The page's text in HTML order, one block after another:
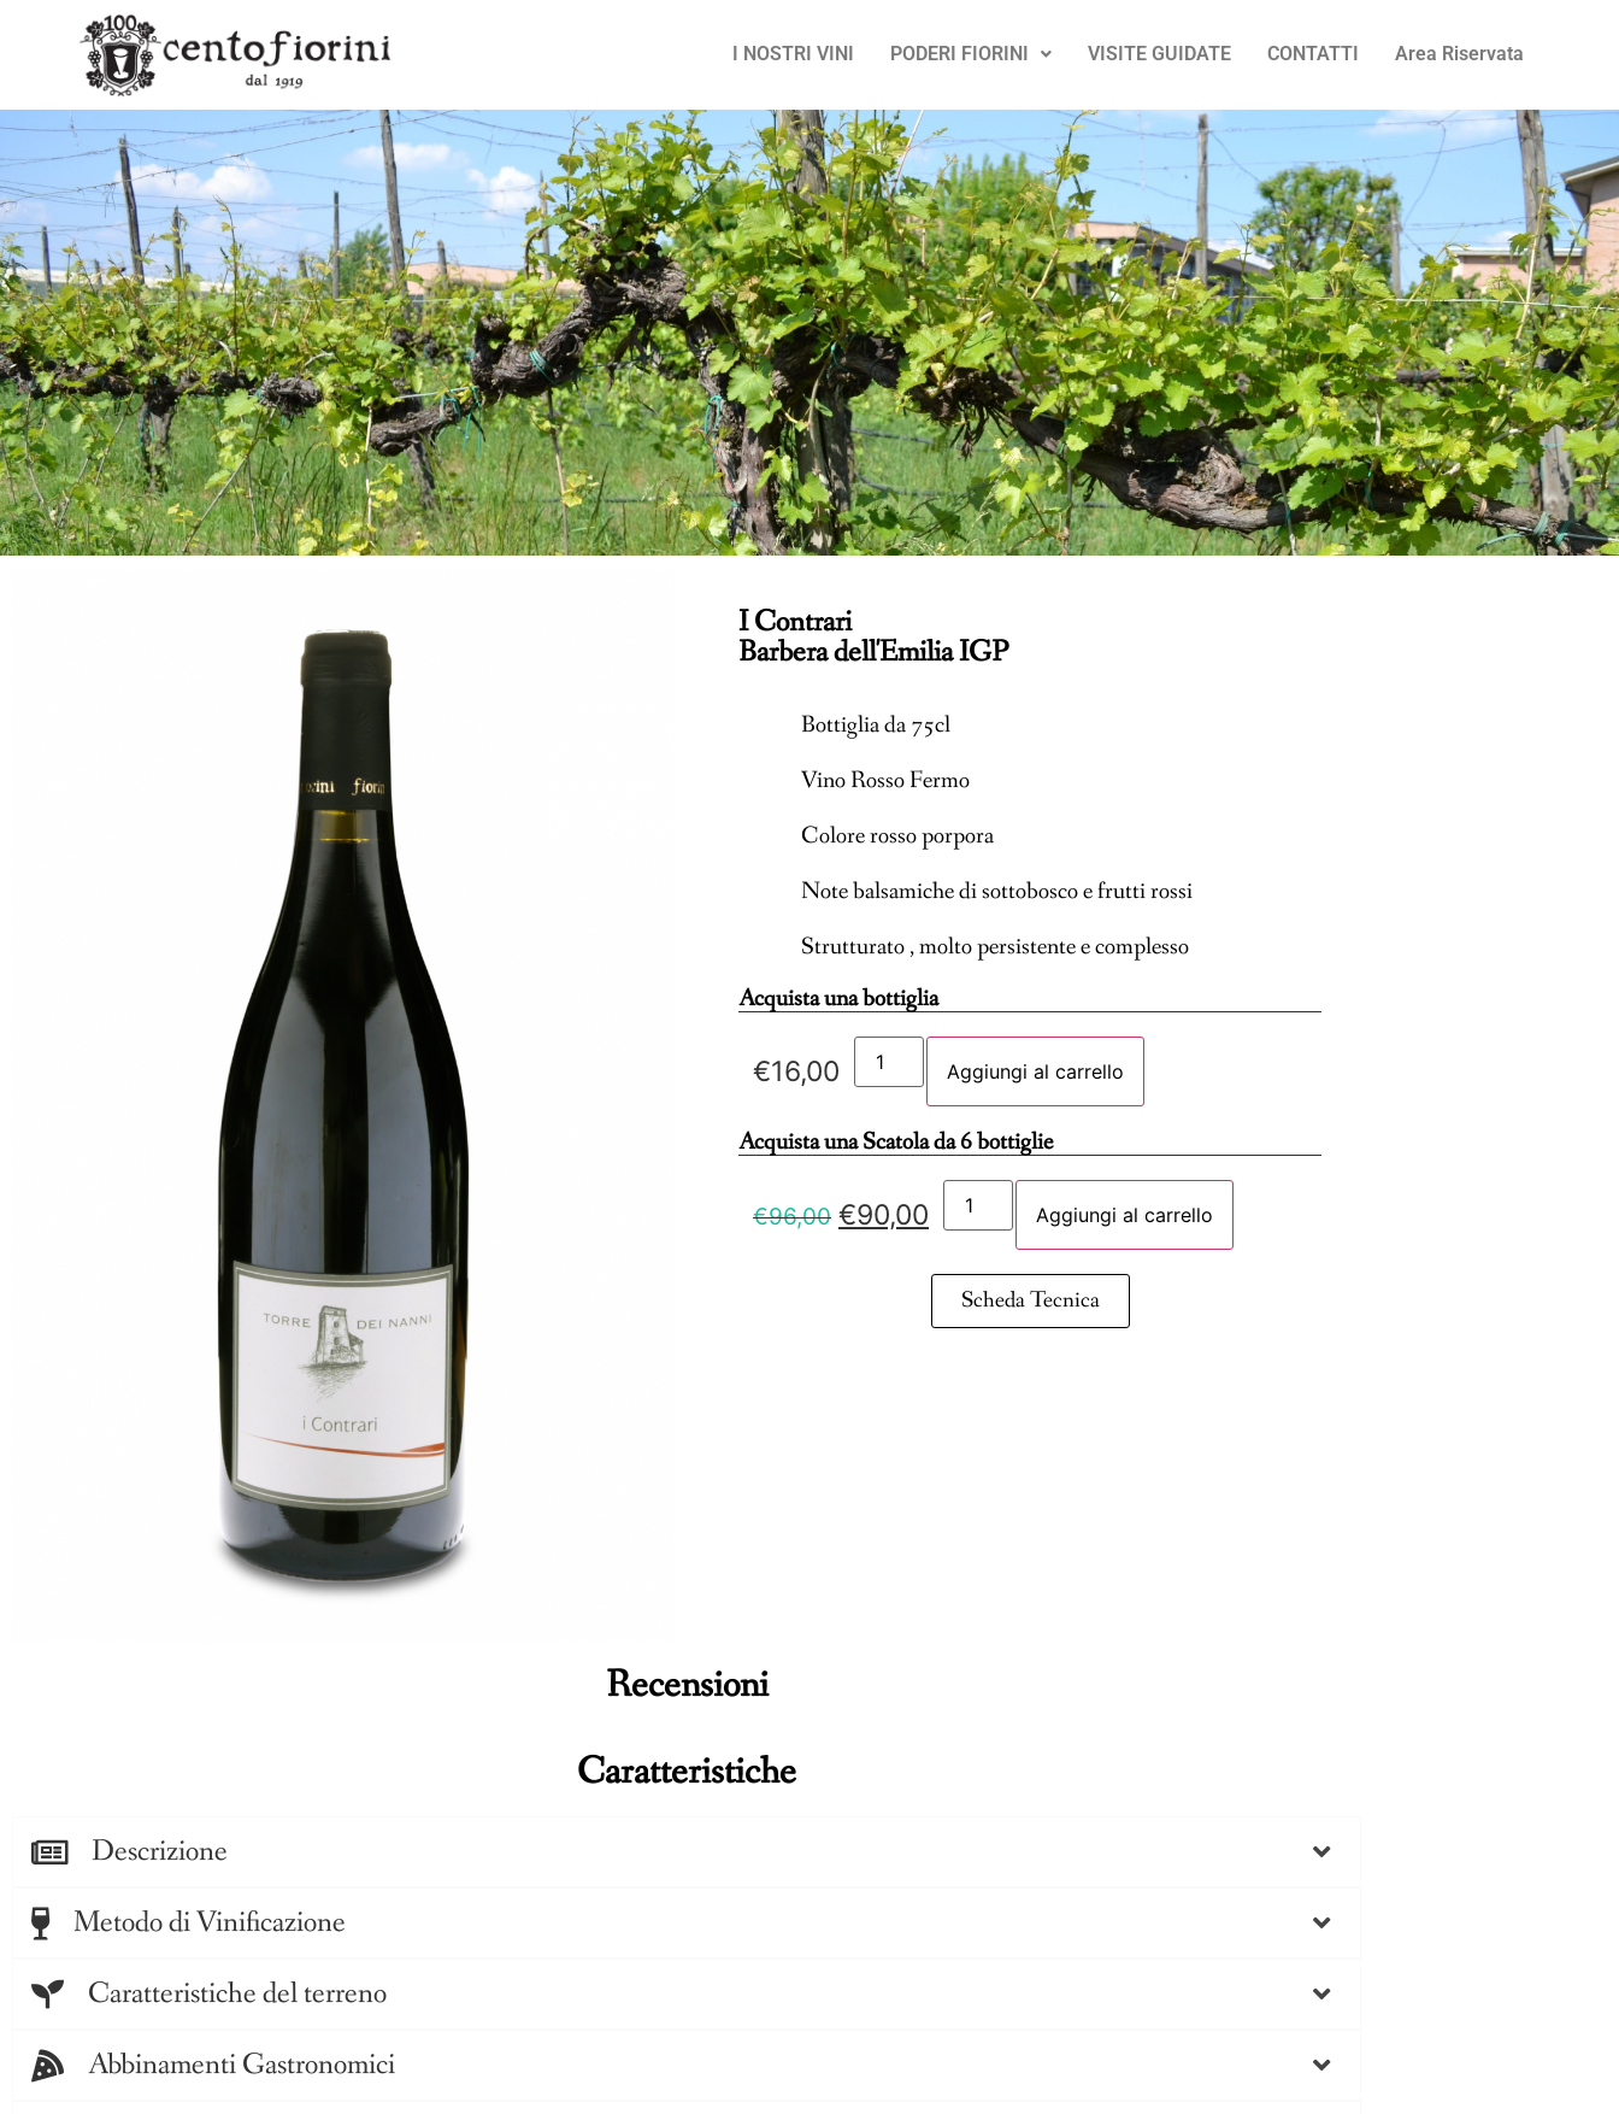
I NOSTRI VINI PODERI FIORINI VISITE GUIDATE CONTATTI Area Riservata
I Contrari
Barbera dell'Emilia IGP
Bottiglia da 75cl
Vino Rosso Fermo
Colore rosso porpora
Note balsamiche di sottobosco e frutti rossi
Strutturato , molto persistente e complesso
Acquista una bottiglia
€16,00 Aggiungi al carrello
Acquista una Scatola da 6 bottiglie
€96,00 €90,00 Aggiungi al carrello
Scheda Tecnica
Recensioni
Caratteristiche
Descrizione
Metodo di Vinificazione
Caratteristiche del terreno
Abbinamenti Gastronomici